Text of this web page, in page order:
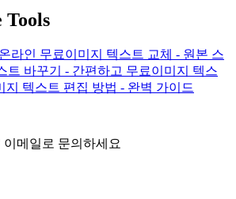
라인 무료이미지 텍스트 교체 - 원본 스
트 바꾸기 - 간편하고 무료이미지 텍스
지 텍스트 편집 방법 - 완벽 가이드
메일로 문의하세요